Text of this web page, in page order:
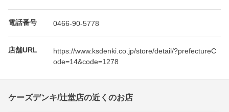
電話番号 0466-90-5778
店舗URL
https://www.ksdenki.co.jp/store/detail/?prefectureC
ode=14&code=1278
ケーズデンキ/辻堂店の近くのお店